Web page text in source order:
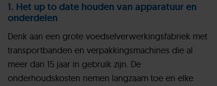
1. Het up to date houden van apparatuur en
onderdelen
Denk aan een grote voedselverwerkingsfabriek met
transportbanden en verpakkingsmachines die al
meer dan 15 jaar in gebruik zijn. De
onderhoudskosten nemen langzaam toe en elke